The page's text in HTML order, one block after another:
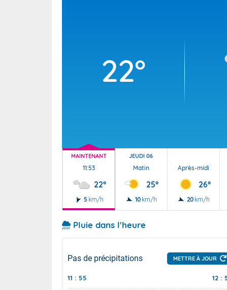
22°
MAINTENANT
11:53
22°
5 km/h
JEUDI 06
Matin
25°
10 km/h
Après-midi
26°
20 km/h
Pluie dans l'heure
Pas de précipitations METTRE À JOUR
11 : 55 12 :